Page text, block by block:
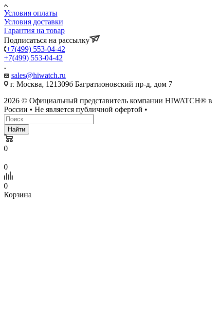
Условия оплаты
Условия доставки
Гарантия на товар
Подписаться на рассылку
+7(499) 553-04-42
+7(499) 553-04-42
sales@hiwatch.ru
г. Москва, 121309б Багратионовский пр-д, дом 7
2026 © Официальный представитель компании HIWATCH® в
России • Не является публичной офертой •
Найти
0
0
0
Корзина